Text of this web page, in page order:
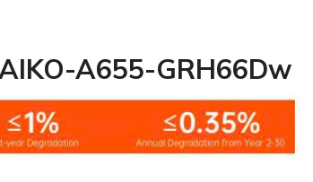
A655-GRH66Dw